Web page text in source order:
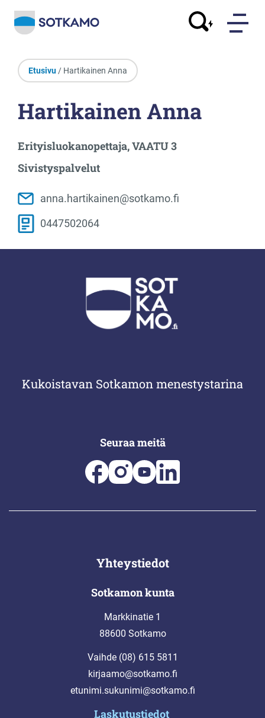
Etusivu / Hartikainen Anna
Hartikainen Anna
Erityisluokanopettaja, VAATU 3
Sivistyspalvelut
anna.hartikainen@sotkamo.fi
0447502064
Kukoistavan Sotkamon menestystarina
Seuraa meitä
Yhteystiedot
Sotkamon kunta
Markkinatie 1
88600 Sotkamo
Vaihde (08) 615 5811
kirjaamo@sotkamo.fi
etunimi.sukunimi@sotkamo.fi
Laskutustiedot